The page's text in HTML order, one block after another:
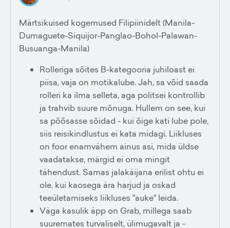
Märtsikuised kogemused Filipiinidelt (Manila-
Dumaguete-Siquijor-Panglao-Bohol-Palawan-
Busuanga-Manila)
Rolleriga sõites B-kategooria juhiloast ei
piisa, vaja on motikalube. Jah, sa võid saada
rolleri ka ilma selleta, aga politsei kontrollib
ja trahvib suure mõnuga. Hullem on see, kui
sa põõsasse sõidad - kui õige kati lube pole,
siis reisikindlustus ei kata midagi. Liikluses
on foor enamvähem ainus asi, mida üldse
vaadatakse, märgid ei oma mingit
tähendust. Samas jalakäijana erilist ohtu ei
ole, kui kaosega ära harjud ja oskad
teeületamiseks liikluses "auke" leida.
Väga kasulik äpp on Grab, millega saab
suuremates turvaliselt, ülimugavalt ja -